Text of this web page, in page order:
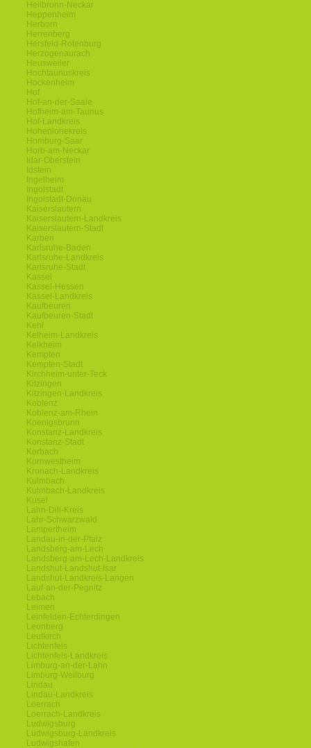
Heilbronn-Neckar
Heppenheim
Herborn
Herrenberg
Hersfeld-Rotenburg
Herzogenaurach
Heusweiler
Hochtaunuskreis
Hockenheim
Hof
Hof-an-der-Saale
Hofheim-am-Taunus
Hof-Landkreis
Hohenlohekreis
Homburg-Saar
Horb-am-Neckar
Idar-Oberstein
Idstein
Ingelheim
Ingolstadt
Ingolstadt-Donau
Kaiserslautern
Kaiserslautern-Landkreis
Kaiserslautern-Stadt
Karben
Karlsruhe-Baden
Karlsruhe-Landkreis
Karlsruhe-Stadt
Kassel
Kassel-Hessen
Kassel-Landkreis
Kaufbeuren
Kaufbeuren-Stadt
Kehl
Kelheim-Landkreis
Kelkheim
Kempten
Kempten-Stadt
Kirchheim-unter-Teck
Kitzingen
Kitzingen-Landkreis
Koblenz
Koblenz-am-Rhein
Koenigsbrunn
Konstanz-Landkreis
Konstanz-Stadt
Korbach
Kornwestheim
Kronach-Landkreis
Kulmbach
Kulmbach-Landkreis
Kusel
Lahn-Dill-Kreis
Lahr-Schwarzwald
Lampertheim
Landau-in-der-Pfalz
Landsberg-am-Lech
Landsberg-am-Lech-Landkreis
Landshut-Landshut-Isar
Landshut-Landkreis-Langen
Lauf-an-der-Pegnitz
Lebach
Leimen
Leinfelden-Echterdingen
Leonberg
Leutkirch
Lichtenfels
Lichtenfels-Landkreis
Limburg-an-der-Lahn
Limburg-Weilburg
Lindau
Lindau-Landkreis
Loerrach
Loerrach-Landkreis
Ludwigsburg
Ludwigsburg-Landkreis
Ludwigshafen